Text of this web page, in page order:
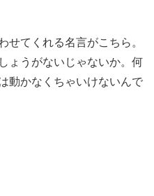
せてくれる名言がこちら。
ょうがないじゃないか。何
動かなくちゃいけないんで